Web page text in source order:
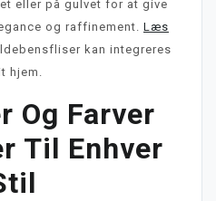
eller på gulvet for at give
og raffinement. Læs
kan integreres
hjem.
Og Farver
Til Enhver